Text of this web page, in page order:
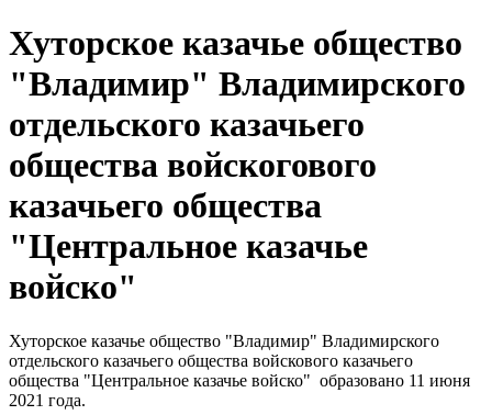
Хуторское казачье общество
"Владимир" Владимирского
отдельского казачьего
общества войскогового
казачьего общества
"Центральное казачье
войско"
Хуторское казачье общество "Владимир" Владимирского
отдельского казачьего общества войскового казачьего
общества "Центральное казачье войско" образовано 11 июня
2021 года.